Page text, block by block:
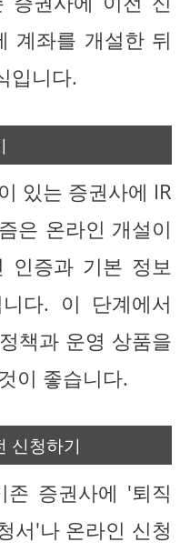
계좌를 개설한 뒤
입니다.
있는 증권사에 IR
은 온라인 개설이
인증과 기본 정보
다. 이 단계에서
책과 운영 상품을
이 좋습니다.
신청하기
증권사에 '퇴직
서'나 온라인 신청